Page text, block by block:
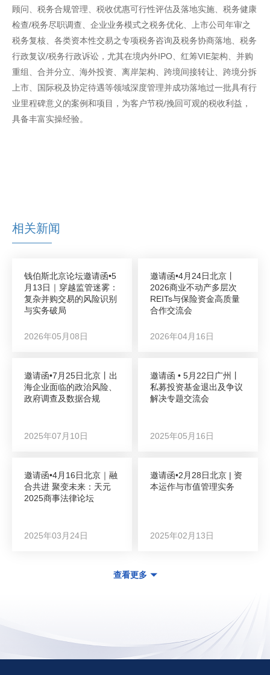
顾问、税务合规管理、税收优惠可行性评估及落地实施、税务健康
检查/税务尽职调查、企业业务模式之税务优化、上市公司年审之
税务复核、各类资本性交易之专项税务咨询及税务协商落地、税务
行政复议/税务行政诉讼，尤其在境内外IPO、红筹VIE架构、并购
重组、合并分立、海外投资、离岸架构、跨境间接转让、跨境分拆
上市、国际税及协定待遇等领域深度管理并成功落地过一批具有行
业里程碑意义的案例和项目，为客户节税/挽回可观的税收利益，
具备丰富实操经验。
相关新闻
钱伯斯北京论坛邀请函•5
月13日｜穿越监管迷雾：
复杂并购交易的风险识别
与实务破局
2026年05月08日
邀请函•4月24日北京丨
2026商业不动产多层次
REITs与保险资金高质量
合作交流会
2026年04月16日
邀请函•7月25日北京丨出
海企业面临的政治风险、
政府调查及数据合规
2025年07月10日
邀请函 • 5月22日广州丨
私募投资基金退出及争议
解决专题交流会
2025年05月16日
邀请函•4月16日北京｜融
合共进 聚变未来：天元
2025商事法律论坛
2025年03月24日
邀请函•2月28日北京 | 资
本运作与市值管理实务
2025年02月13日
查看更多